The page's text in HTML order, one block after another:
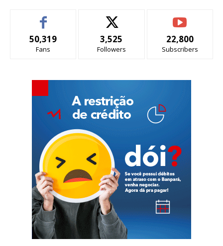
50,319
Fans
3,525
Followers
22,800
Subscribers